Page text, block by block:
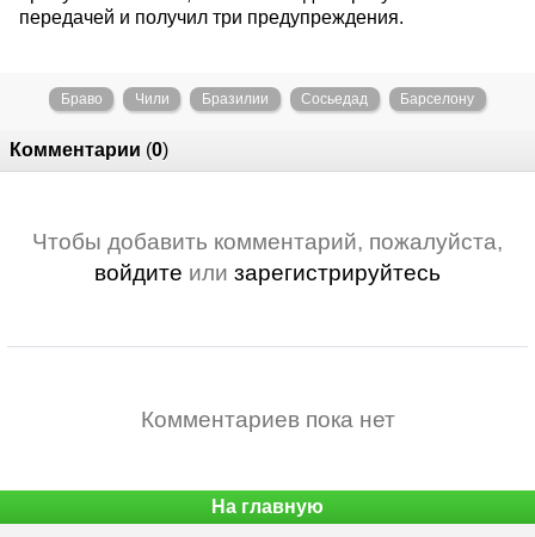
передачей и получил три предупреждения.
Браво Чили Бразилии Сосьедад Барселону
Комментарии (0)
Чтобы добавить комментарий, пожалуйста,
войдите или зарегистрируйтесь
Комментариев пока нет
На главную